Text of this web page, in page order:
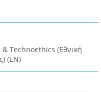
Technoethics (Εθνική
(EN)